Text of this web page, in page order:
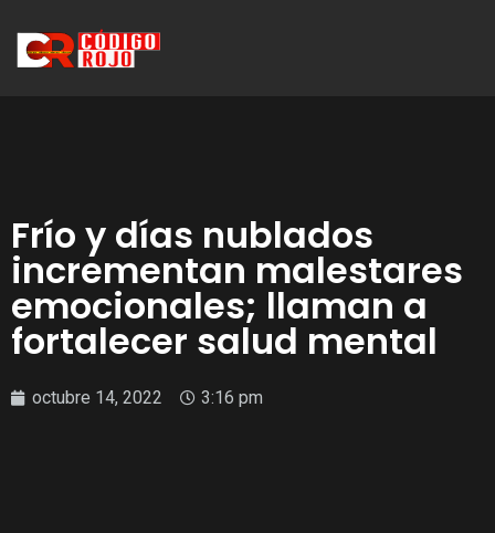
Frío y días nublados
incrementan malestares
emocionales; llaman a
fortalecer salud mental
octubre 14, 2022 3:16 pm